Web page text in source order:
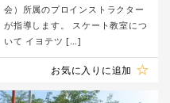
会）所属のプロインストラクター
が指導します。 スケート教室につ
いて イヨテツ […]
お気に入りに追加